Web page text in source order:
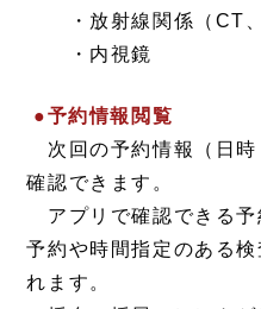
・放射線関係（CT、
・内視鏡
●予約情報閲覧
次回の予約情報（日時
確認できます。
アプリで確認できる予
予約や時間指定のある
れます。